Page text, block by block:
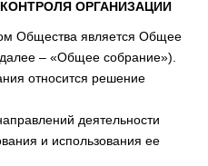
ОРГАНИЗАЦИИ
Общества является Общее
– «Общее собрание»).
относится решение
деятельности
и использования ее